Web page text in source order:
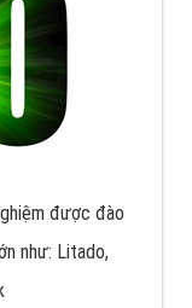
được đào
như: Litado,